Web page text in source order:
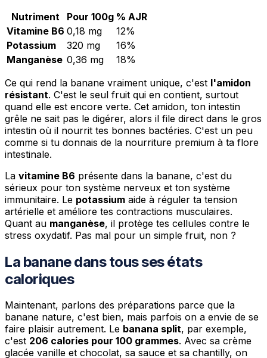
Nutriment
Pour 100g % AJR
Vitamine B6 0,18 mg
12%
Potassium
320 mg
16%
Manganèse 0,36 mg
18%
Ce qui rend la banane vraiment unique, c'est l'amidon
résistant. C'est le seul fruit qui en contient, surtout
quand elle est encore verte. Cet amidon, ton intestin
grêle ne sait pas le digérer, alors il file direct dans le gros
intestin où il nourrit tes bonnes bactéries. C'est un peu
comme si tu donnais de la nourriture premium à ta flore
intestinale.
La vitamine B6 présente dans la banane, c'est du
sérieux pour ton système nerveux et ton système
immunitaire. Le potassium aide à réguler ta tension
artérielle et améliore tes contractions musculaires.
Quant au manganèse, il protège tes cellules contre le
stress oxydatif. Pas mal pour un simple fruit, non ?
La banane dans tous ses états
caloriques
Maintenant, parlons des préparations parce que la
banane nature, c'est bien, mais parfois on a envie de se
faire plaisir autrement. Le banana split, par exemple,
c'est 206 calories pour 100 grammes. Avec sa crème
glacée vanille et chocolat, sa sauce et sa chantilly, on